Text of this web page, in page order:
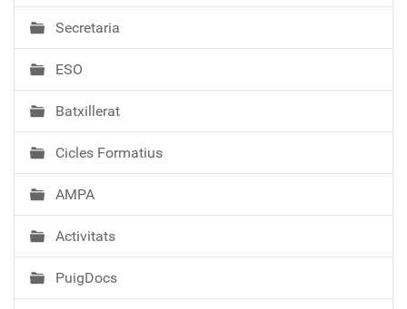
e
g
a
c
ó
Secretaria
ESO
Batxillerat
Cicles Formatius
AMPA
Activitats
PuigDocs